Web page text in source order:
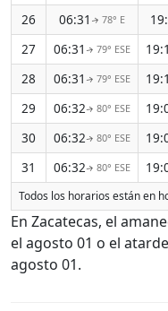
26
06:31 ↑ 78° E
27
06:31 ↑ 79° ESE
28
06:31 ↑ 79° ESE
29
06:32↑ 80° ESE
30
06:32↑ 80° ESE
31
06:32↑ 80° ESE
Todos los horarios están en
En Zacatecas, el
el agosto 01 o el
agosto 01.